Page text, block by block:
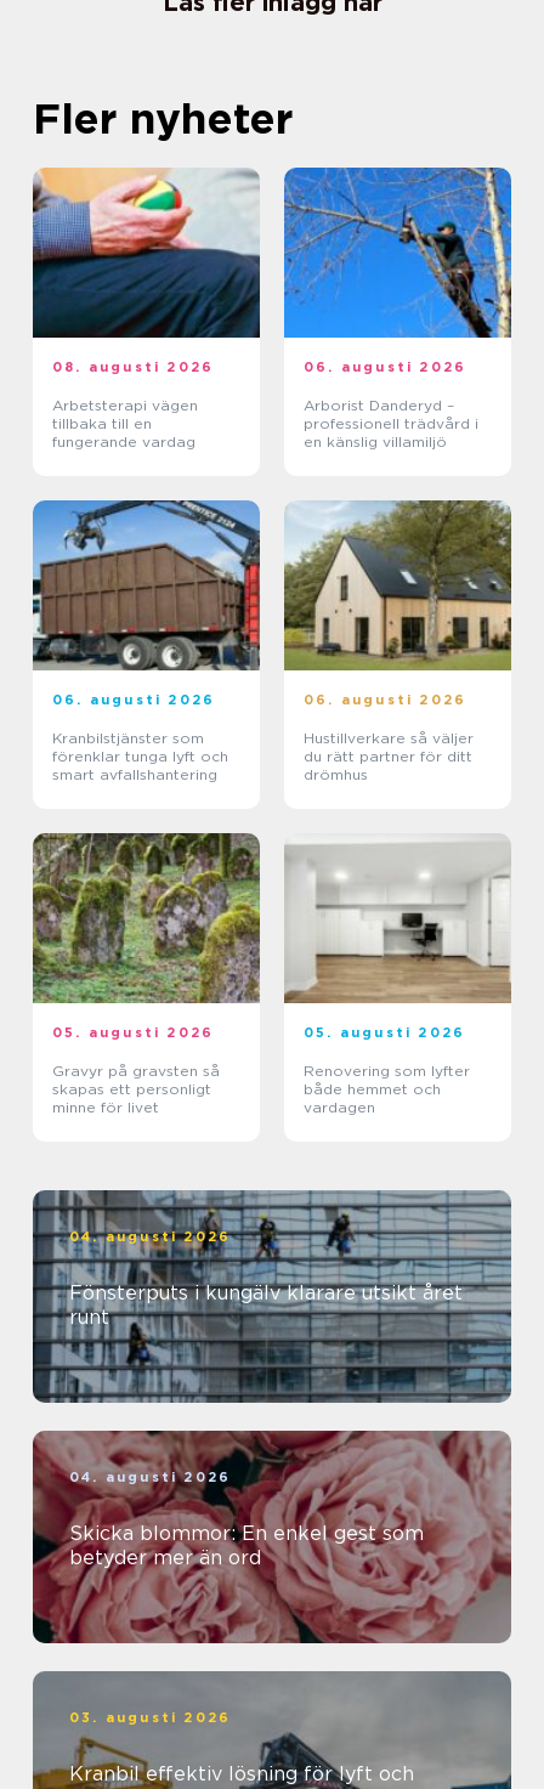
Fler nyheter
08. augusti 2026
Arbetsterapi vägen
tillbaka till en
fungerande vardag
06. augusti 2026
Arborist Danderyd –
professionell trädvård i
en känslig villamiljö
06. augusti 2026
Kranbilstjänster som
förenklar tunga lyft och
smart avfallshantering
06. augusti 2026
Hustillverkare så väljer
du rätt partner för ditt
drömhus
05. augusti 2026
Gravyr på gravsten så
skapas ett personligt
minne för livet
05. augusti 2026
Renovering som lyfter
både hemmet och
vardagen
04. augusti 2026
Fönsterputs i kungälv klarare utsikt året
runt
04. augusti 2026
Skicka blommor: En enkel gest som
betyder mer än ord
03. augusti 2026
Kranbil effektiv lösning för lyft och